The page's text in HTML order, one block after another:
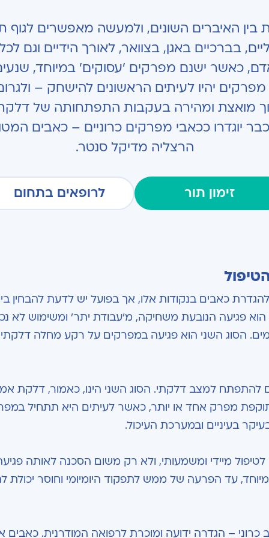
בין האיברים השונים, ולמעשה מאפשרים לגוף
בברכיים באגן, בצוואר, לאורך הידיים וגם
כאשר ישנם מפרקים 'עסוקים' במיוחד,
יהיו לעיתים הראשונים להישחק –
מואצת ומהירה בעקבות התפתחותה של
יוגדרו ככאבי מפרקים כרוניים – כאבים
הרצליה מדיקל סנטר.
זימון תור לרופאים בתחום
כאבים בנקודות אלו, אך בפועל יש לדעת להבחין
הוא פגיעה הנובעת משחיקה, מ'עבודת יתר' ומשימוש לא
הסוג השני הוא פגיעה במפרקים על רקע מחלה
להתפתח למצב דלקתי. הסוג השני הינו, כאמור, דלקת
מפרק אחד או יותר, כאשר לעיתים היא תתחיל
בעיניים ובמערכת העיכול.
מיידי ומשמעותי, ולא רק משום הסכנה לאותה
עד הפרעה של ממש לתפקוד היומיומי וחוסר יכולת
– הגדרה ידועה ומוכרת לרפואה המודרנית. כאבים